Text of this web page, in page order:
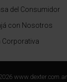
del Consumidor
con Nosotros
Corporativa